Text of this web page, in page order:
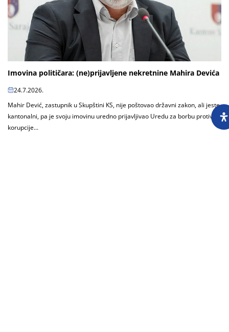
Imovina političara: (ne)prijavljene nekretnine Mahira Devića
24.7.2026.
Mahir Dević, zastupnik u Skupštini KS, nije poštovao državni zakon, ali jeste
kantonalni, pa je svoju imovinu uredno prijavljivao Uredu za borbu protiv
korupcije...